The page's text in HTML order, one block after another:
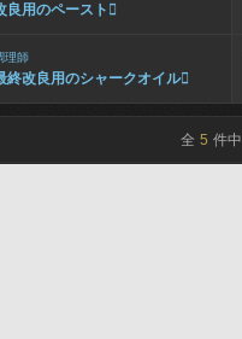
良用のペースト 
理師
終改良用のシャークオイル
全 5 件中